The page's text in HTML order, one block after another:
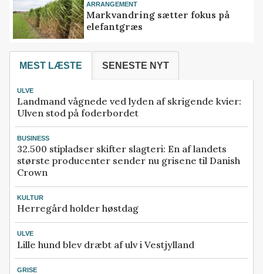
ARRANGEMENT
Markvandring sætter fokus på
elefantgræs
MEST LÆSTE SENESTE NYT
ULVE
Landmand vågnede ved lyden af skrigende kvier:
Ulven stod på foderbordet
BUSINESS
32.500 stipladser skifter slagteri: En af landets
største producenter sender nu grisene til Danish
Crown
KULTUR
Herregård holder høstdag
ULVE
Lille hund blev dræbt af ulv i Vestjylland
GRISE